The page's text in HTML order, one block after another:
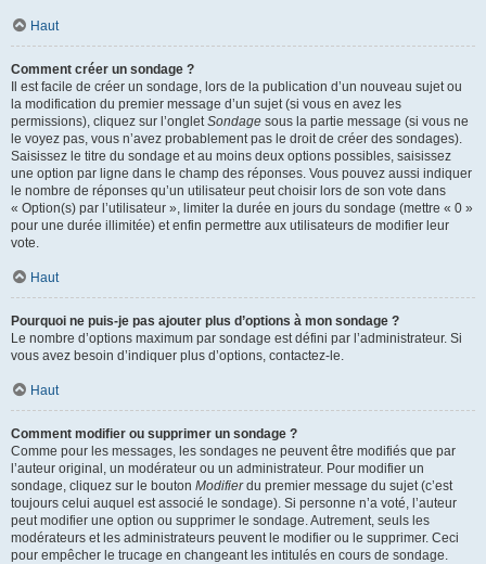
Haut
Comment créer un sondage ?
Il est facile de créer un sondage, lors de la publication d’un nouveau sujet ou
la modification du premier message d’un sujet (si vous en avez les
permissions), cliquez sur l’ongletSondage sous la partie message (si vous ne
le voyez pas, vous n’avez probablement pas le droit de créer des sondages).
Saisissez le titre du sondage et au moins deux options possibles, saisissez
une option par ligne dans le champ des réponses. Vous pouvez aussi indiquer
le nombre de réponses qu’un utilisateur peut choisir lors de son vote dans
« Option(s) par l’utilisateur », limiter la durée en jours du sondage (mettre « 0 »
pour une durée illimitée) et enfin permettre aux utilisateurs de modifier leur
vote.
Haut
Pourquoi ne puis-je pas ajouter plus d’options à mon sondage ?
Le nombre d’options maximum par sondage est défini par l’administrateur. Si
vous avez besoin d’indiquer plus d’options, contactez-le.
Haut
Comment modifier ou supprimer un sondage ?
Comme pour les messages, les sondages ne peuvent être modifiés que par
l’auteur original, un modérateur ou un administrateur. Pour modifier un
sondage, cliquez sur le bouton Modifierdu premier message du sujet (c’est
toujours celui auquel est associé le sondage). Si personne n’a voté, l’auteur
peut modifier une option ou supprimer le sondage. Autrement, seuls les
modérateurs et les administrateurs peuvent le modifier ou le supprimer. Ceci
pour empêcher le trucage en changeant les intitulés en cours de sondage.